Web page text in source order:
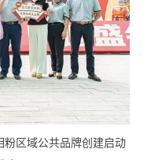
粉区域公共品牌创建启动